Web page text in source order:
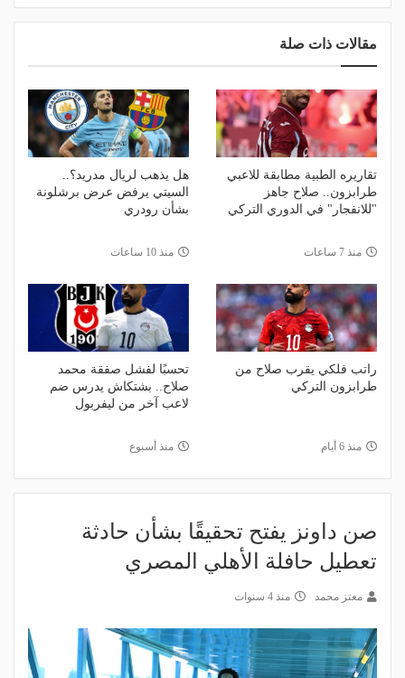
مقالات ذات صلة
تقاريره الطبية مطابقة للاعبي
طرابزون.. صلاح جاهز
"للانفجار" في الدوري التركي
منذ 7 ساعات
هل يذهب لريال مدريد؟..
السيتي يرفض عرض برشلونة
بشأن رودري
منذ 10 ساعات
راتب فلكي يقرب صلاح من
طرابزون التركي
منذ 6 أيام
تحسبًا لفشل صفقة محمد
صلاح.. بشتكاش يدرس ضم
لاعب آخر من ليفربول
منذ أسبوع
صن داونز يفتح تحقيقًا بشأن حادثة
تعطيل حافلة الأهلي المصري
معتز محمد منذ 4 سنوات